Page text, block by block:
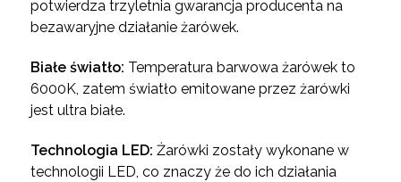
potwierdza trzyletnia gwarancja producenta na
bezawaryjne działanie żarówek.
Białe światło: Temperatura barwowa żarówek to
6000K, zatem światło emitowane przez żarówki
jest ultra białe.
Technologia LED: Żarówki zostały wykonane w
technologii LED, co znaczy że do ich działania